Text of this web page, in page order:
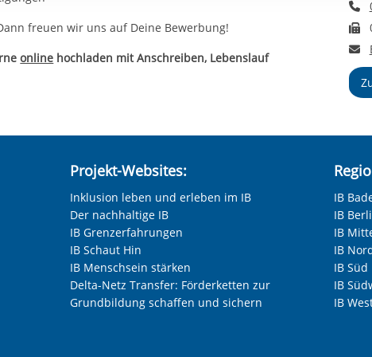
erstreckt sich nicht auf notwendige Cookies, die erforderlich zur
und somit gewünschten Website-Funktionen sind. Diese
freuen wir uns auf Deine Bewerbung!
online hochladen mit Anschreiben, Lebenslauf
Projekt-Websites:
Inklusion leben und erleben im IB
Der nachhaltige IB
IB Grenzerfahrungen
IB Schaut Hin
IB Menschsein stärken
Delta-Netz Transfer: Förderketten zur
Grundbildung schaffen und sichern
IB
IB
IB
IB
IB Süd
IB
IB